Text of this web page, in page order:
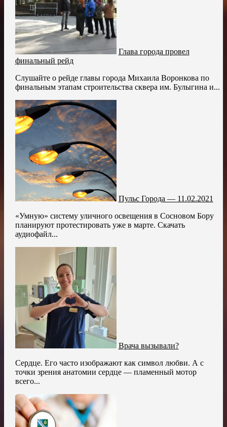
Глава города провел
финальный рейд
Слушайте о рейде главы города Михаила Воронкова по
финальным этапам строительства сквера им. Булыгина и...
Пульс Города — 11.02.2021
«Умную» систему уличного освещения в Сосновом Бору
планируют протестировать уже в марте. Скачать
аудиофайл...
Врача вызывали?
Сердце. Его часто изображают как символ любви. А с
точки зрения анатомии сердце — пламенный мотор
всего...